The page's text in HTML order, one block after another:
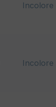
Incolore
Incolore